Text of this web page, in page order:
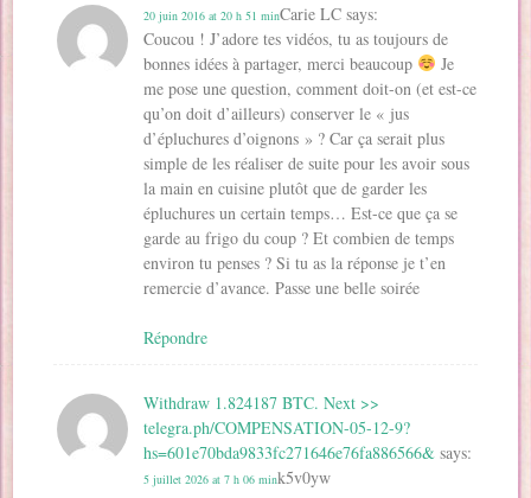
Carie LC says:
20 juin 2016 at 20 h 51 min
Coucou ! J’adore tes vidéos, tu as toujours de
bonnes idées à partager, merci beaucoup
Je
me pose une question, comment doit-on (et est-ce
qu’on doit d’ailleurs) conserver le « jus
d’épluchures d’oignons » ? Car ça serait plus
simple de les réaliser de suite pour les avoir sous
la main en cuisine plutôt que de garder les
épluchures un certain temps… Est-ce que ça se
garde au frigo du coup ? Et combien de temps
environ tu penses ? Si tu as la réponse je t’en
remercie d’avance. Passe une belle soirée
Répondre
Withdraw 1.824187 BTC. Next >>
telegra.ph/COMPENSATION-05-12-9?
hs=601e70bda9833fc271646e76fa886566& says:
5 juillet 2026 at 7 h 06 mink5v0yw